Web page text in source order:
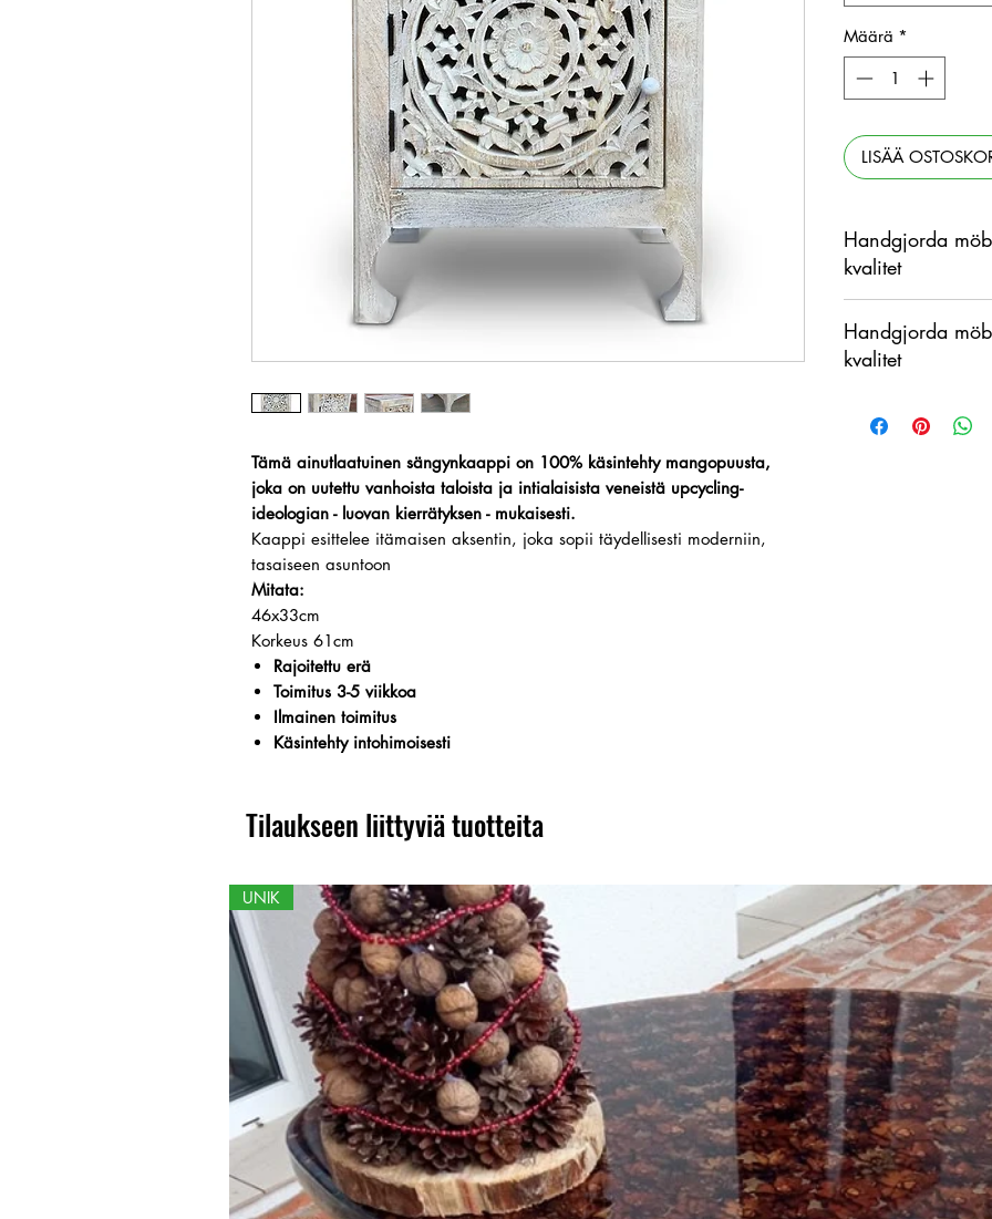
Tämä ainutlaatuinen sängynkaappi on 100% käsintehty mangopuusta,
joka on uutettu vanhoista taloista ja intialaisista veneistä upcycling-
ideologian - luovan kierrätyksen - mukaisesti.
Kaappi esittelee itämaisen aksentin, joka sopii täydellisesti moderniin,
tasaiseen asuntoon
Mitata:
46x33cm
Korkeus 61cm
Rajoitettu erä
Toimitus 3-5 viikkoa
Ilmainen toimitus
Käsintehty intohimoisesti
Määrä *
LISÄÄ
Handgjorda
kvalitet
materiaalina, jossa
ja näytetyn kuvan
Handgjorda
kvalitet
materiaalina,
Tilaukseen liittyviä tuotteita
UNIK